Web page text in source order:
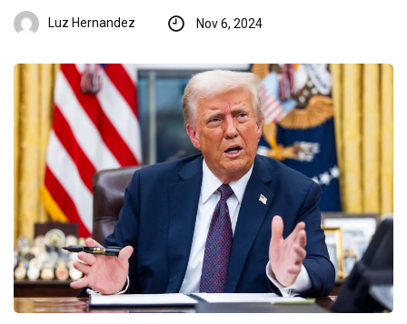
Luz Hernandez Nov 6, 2024